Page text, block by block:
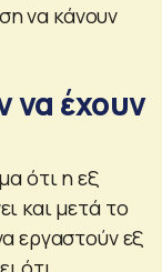
να κάνουν
να έχουν
ότι η εξ
και μετά το
εργαστούν εξ